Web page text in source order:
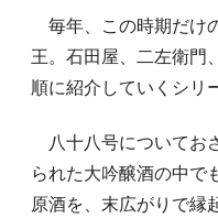
毎年、この時期だけ
王。石田屋、二左衛門
順に紹介していくシリ
八十八号についてお
られた大吟醸酒の中で
原酒を、末広がりで縁